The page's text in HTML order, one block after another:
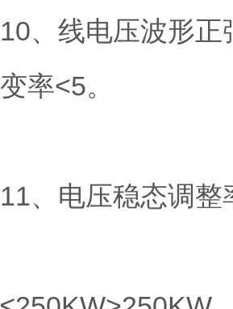
10、线电压波形
变率<5。
11、电压稳态调整